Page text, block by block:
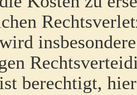
berechtigt,